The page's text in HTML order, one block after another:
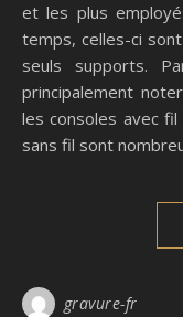
et les plus
temps, celles-ci
seuls supports.
principalement
les consoles avec
sans fil sont
gravure-fr